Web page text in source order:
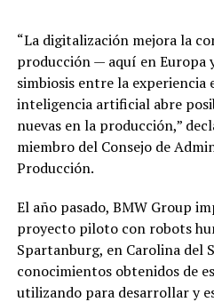
“La digitalización mejora la
producción — aquí en Europa
simbiosis entre la experiencia
inteligencia artificial abre
nuevas en la producción,”
miembro del Consejo de
Producción.
El año pasado, BMW Group
proyecto piloto con robots
Spartanburg, en Carolina del
conocimientos obtenidos de
utilizando para desarrollar y